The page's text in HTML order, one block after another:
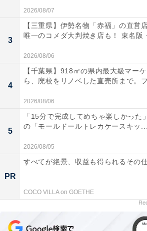
2026/08/07
3
【三重県】伊勢名物「赤福」の直営
唯一のコメダ大判焼き店も！ 東名阪
2026/08/06
4
【千葉県】918㎡の県内最大級マー
ら、廃校をリノベした直売所まで。
2026/08/06
5
「15分で完成してめちゃ楽しかった
の「モールドールトレカケースキッ...
2026/08/05
PR
すべてが絶景、収益も得られるその
COCO VILLA on GOETHE